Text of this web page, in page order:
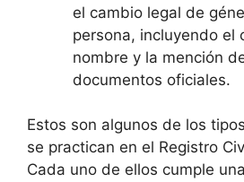
el cambio legal de
persona, incluyendo el
nombre y la mención
documentos oficiales.
Estos son algunos de los
se practican en el Registro
Cada uno de ellos cumple